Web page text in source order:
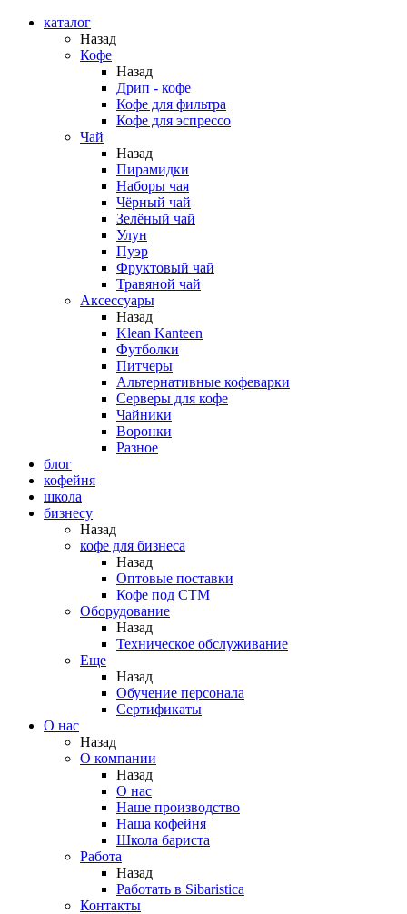
каталог
Назад
Кофе
Назад
Дрип - кофе
Кофе для фильтра
Кофе для эспрессо
Чай
Назад
Пирамидки
Наборы чая
Чёрный чай
Зелёный чай
Улун
Пуэр
Фруктовый чай
Травяной чай
Аксессуары
Назад
Klean Kanteen
Футболки
Питчеры
Альтернативные кофеварки
Серверы для кофе
Чайники
Воронки
Разное
блог
кофейня
школа
бизнесу
Назад
кофе для бизнеса
Назад
Оптовые поставки
Кофе под СТМ
Оборудование
Назад
Техническое обслуживание
Еще
Назад
Обучение персонала
Сертификаты
О нас
Назад
O компании
Назад
О нас
Наше производство
Наша кофейня
Школа бариста
Работа
Назад
Работать в Sibaristica
Контакты